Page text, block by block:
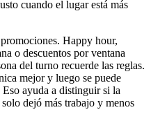
cuando el lugar está más
Happy hour,
o descuentos por ventana
del turno recuerde las reglas.
mejor y luego se puede
ayuda a distinguir si la
dejó más trabajo y menos